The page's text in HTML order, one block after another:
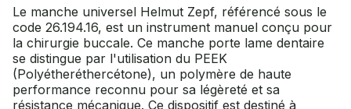
Le manche universel Helmut Zepf, référencé sous le
code 26.194.16, est un instrument manuel conçu pour
la chirurgie buccale. Ce manche porte lame dentaire
se distingue par l'utilisation du PEEK
(Polyétheréthercétone), un polymère de haute
performance reconnu pour sa légèreté et sa
résistance mécanique. Ce dispositif est destiné à